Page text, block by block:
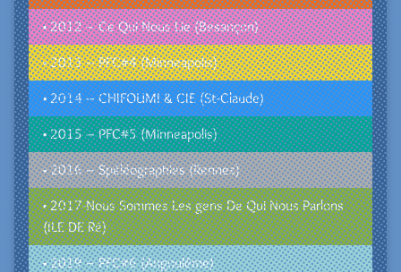
• 2012 – Ce Qui Nous Lie (Besançon)
• 2013 – PFC#4 (Minneapolis)
• 2014 – CHIFOUMI & CIE (St-Claude)
• 2015 – PFC#5 (Minneapolis)
• 2016 – Spéléographies (Rennes)
• 2017-Nous Sommes Les gens De Qui Nous Parlons
(ILE DE Ré)
• 2019 – PFC#6 (Angoulême)